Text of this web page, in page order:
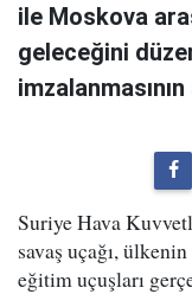
ile Moskova
geleceğini
Suriye Hava
savaş uçağı,
eğitim uçuşları